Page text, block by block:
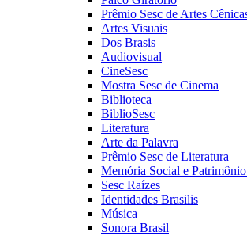
Prêmio Sesc de Artes
Artes Visuais
Dos Brasis
Audiovisual
CineSesc
Mostra Sesc de Cinema
Biblioteca
BiblioSesc
Literatura
Arte da Palavra
Prêmio Sesc de Literatura
Memória Social e
Sesc Raízes
Identidades Brasilis
Música
Sonora Brasil